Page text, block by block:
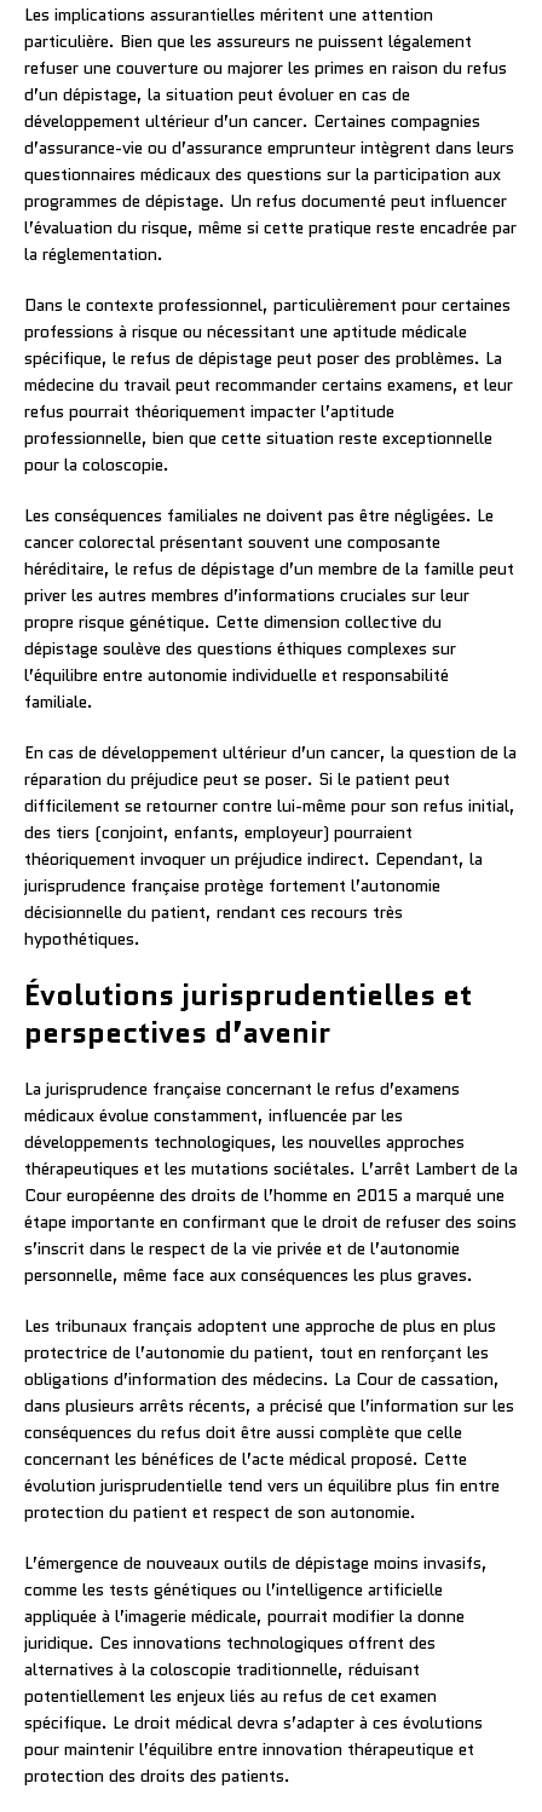
Les implications assurantielles méritent une attention
particulière. Bien que les assureurs ne puissent légalement
refuser une couverture ou majorer les primes en raison du refus
d’un dépistage, la situation peut évoluer en cas de
développement ultérieur d’un cancer. Certaines compagnies
d’assurance-vie ou d’assurance emprunteur intègrent dans leurs
questionnaires médicaux des questions sur la participation aux
programmes de dépistage. Un refus documenté peut influencer
l’évaluation du risque, même si cette pratique reste encadrée par
la réglementation.
Dans le contexte professionnel, particulièrement pour certaines
professions à risque ou nécessitant une aptitude médicale
spécifique, le refus de dépistage peut poser des problèmes. La
médecine du travail peut recommander certains examens, et leur
refus pourrait théoriquement impacter l’aptitude
professionnelle, bien que cette situation reste exceptionnelle
pour la coloscopie.
Les conséquences familiales ne doivent pas être négligées. Le
cancer colorectal présentant souvent une composante
héréditaire, le refus de dépistage d’un membre de la famille peut
priver les autres membres d’informations cruciales sur leur
propre risque génétique. Cette dimension collective du
dépistage soulève des questions éthiques complexes sur
l’équilibre entre autonomie individuelle et responsabilité
familiale.
En cas de développement ultérieur d’un cancer, la question de la
réparation du préjudice peut se poser. Si le patient peut
difficilement se retourner contre lui-même pour son refus initial,
des tiers (conjoint, enfants, employeur) pourraient
théoriquement invoquer un préjudice indirect. Cependant, la
jurisprudence française protège fortement l’autonomie
décisionnelle du patient, rendant ces recours très
hypothétiques.
Évolutions jurisprudentielles et
perspectives d’avenir
La jurisprudence française concernant le refus d’examens
médicaux évolue constamment, influencée par les
développements technologiques, les nouvelles approches
thérapeutiques et les mutations sociétales. L’arrêt Lambert de la
Cour européenne des droits de l’homme en 2015 a marqué une
étape importante en confirmant que le droit de refuser des soins
s’inscrit dans le respect de la vie privée et de l’autonomie
personnelle, même face aux conséquences les plus graves.
Les tribunaux français adoptent une approche de plus en plus
protectrice de l’autonomie du patient, tout en renforçant les
obligations d’information des médecins. La Cour de cassation,
dans plusieurs arrêts récents, a précisé que l’information sur les
conséquences du refus doit être aussi complète que celle
concernant les bénéfices de l’acte médical proposé. Cette
évolution jurisprudentielle tend vers un équilibre plus fin entre
protection du patient et respect de son autonomie.
L’émergence de nouveaux outils de dépistage moins invasifs,
comme les tests génétiques ou l’intelligence artificielle
appliquée à l’imagerie médicale, pourrait modifier la donne
juridique. Ces innovations technologiques offrent des
alternatives à la coloscopie traditionnelle, réduisant
potentiellement les enjeux liés au refus de cet examen
spécifique. Le droit médical devra s’adapter à ces évolutions
pour maintenir l’équilibre entre innovation thérapeutique et
protection des droits des patients.